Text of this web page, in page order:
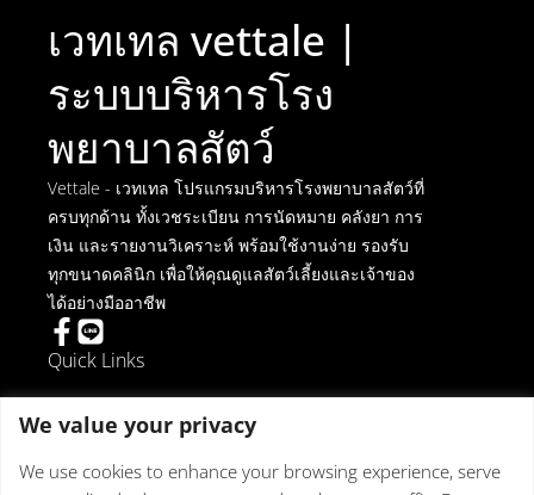
เวทเทล vettale |
ระบบบริหารโรง
พยาบาลสัตว์
Vettale - เวทเทล โปรแกรมบริหารโรงพยาบาลสัตว์ที่
ครบทุกด้าน ทั้งเวชระเบียน การนัดหมาย คลังยา การ
เงิน และรายงานวิเคราะห์ พร้อมใช้งานง่าย รองรับ
ทุกขนาดคลินิก เพื่อให้คุณดูแลสัตว์เลี้ยงและเจ้าของ
ได้อย่างมืออาชีพ
Quick Links
การยกเลิกการติดตั้ง
ข้อตกลงในการใช้งาน
นโยบายความเป็นส่วนตัว
We value your privacy
We use cookies to enhance your browsing experience, serve